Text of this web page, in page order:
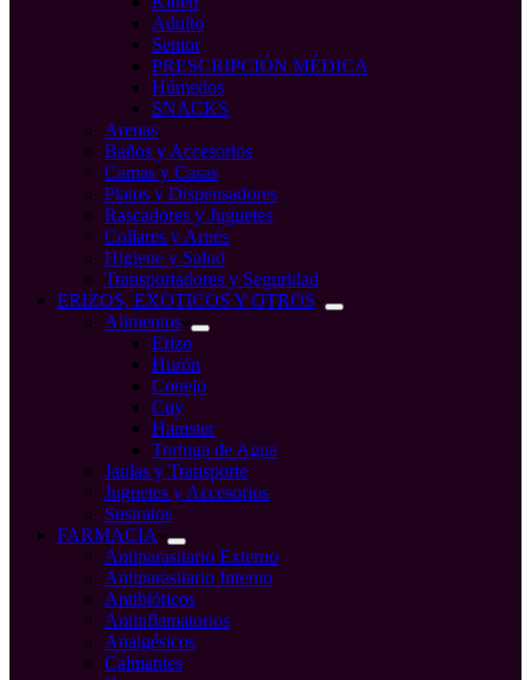
Adulto
Senior
PRESCRIPCIÓN MÉDICA
Húmedos
SNACKS
Arenas
Baños y Accesorios
Camas y Casas
Platos y Dispensadores
Rascadores y Juguetes
Collares y Arnés
Higiene y Salud
Transportadores y Seguridad
ERIZOS, EXOTICOS Y OTROS
Alimentos
Erizo
Hurón
Conejo
Cuy
Hamster
Tortuga de Agua
Jaulas y Transporte
Juguetes y Accesorios
Sustratos
FARMACIA
Antiparasitario Externo
Antiparasitario Interno
Antibióticos
Antinflamatorios
Analgésicos
Calmantes